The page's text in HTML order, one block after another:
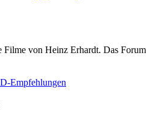
Filme von Heinz Erhardt. Das
Empfehlungen